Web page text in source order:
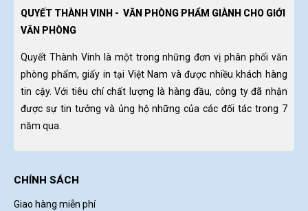
QUYẾT THÀNH VINH - VĂN PHÒNG PHẨM GIÀNH CHO GIỚI
VĂN PHÒNG
Quyết Thành Vinh là một trong những đơn vị phân phối văn
phòng phẩm, giấy in tại Việt Nam và được nhiều khách hàng
tin cậy. Với tiêu chí chất lượng là hàng đầu, công ty đã nhận
được sự tin tưởng và ủng hộ những của các đối tác trong 7
năm qua.
CHÍNH SÁCH
Giao hàng miễn phí